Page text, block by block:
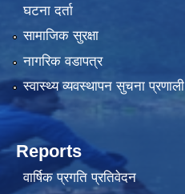
घटना दर्ता
सामाजिक सुरक्षा
नागरिक वडापत्र
स्वास्थ्य व्यवस्थापन सुचना प्रणाली
Reports
वार्षिक प्रगति प्रतिवेदन